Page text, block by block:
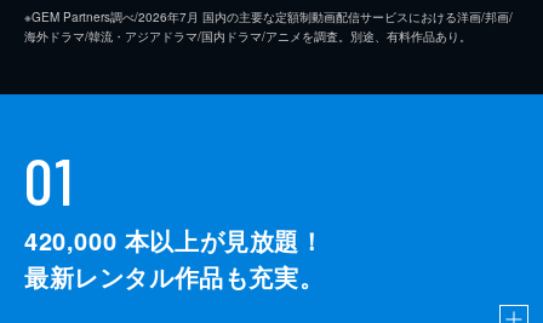
※GEM Partners調べ/2026年7⽉ 国内の主要な定額制動画配信サービスにおける洋画/邦画/
海外ドラマ/韓流・アジアドラマ/国内ドラマ/アニメを調査。別途、有料作品あり。
01
420,000 本以上が見放題！
最新レンタル作品も充実。